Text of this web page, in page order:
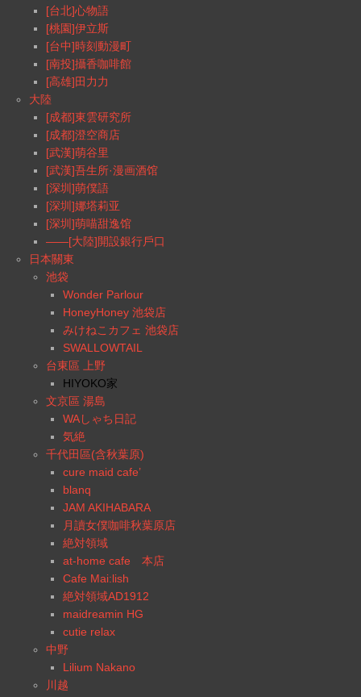
[台北]心物語
[桃園]伊立斯
[台中]時刻動漫町
[南投]攝香咖啡館
[高雄]田力力
大陸
[成都]東雲研究所
[成都]澄空商店
[武漢]萌谷里
[武漢]吾生所·漫画酒馆
[深圳]萌僕語
[深圳]娜塔莉亚
[深圳]萌喵甜逸馆
——[大陸]開設銀行戶口
日本關東
池袋
Wonder Parlour
HoneyHoney 池袋店
みけねこカフェ 池袋店
SWALLOWTAIL
台東區 上野
HIYOKO家
文京區 湯島
WAしゃち日記
気絶
千代田區(含秋葉原)
cure maid cafe’
blanq
JAM AKIHABARA
月讀女僕咖啡秋葉原店
絶対領域
at-home cafe 本店
Cafe Mai:lish
絶対領域AD1912
maidreamin HG
cutie relax
中野
Lilium Nakano
川越